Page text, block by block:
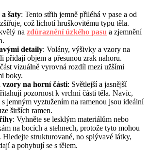
šaty: Tento střih jemně přiléhá v pase a od
což lichotí hruškovitému typu těla.
na zdůraznění úzkého pasu a zjemnění
detaily: Volány, výšivky a vzory na
přidají objem a přesunou zrak nahoru.
vizuálně vyrovná rozdíl mezi užšími
boky.
vzory na horní části: Světlejší a jasnější
pozornost k vrchní části těla. Navíc,
s jemným vyztužením na ramenou jsou ideální
širších ramen.
: Vyhněte se lesklým materiálům nebo
na bocích a stehnech, protože tyto mohou
strukturované, no splývavé látky,
a pohybují se s tělem.